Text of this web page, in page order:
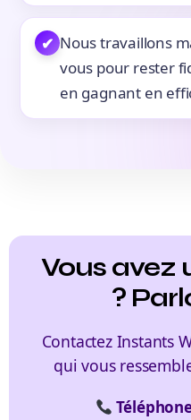
✔ Nous travaillons
vous pour rester
en gagnant en
Vous avez
?
Contactez Instants
qui vous